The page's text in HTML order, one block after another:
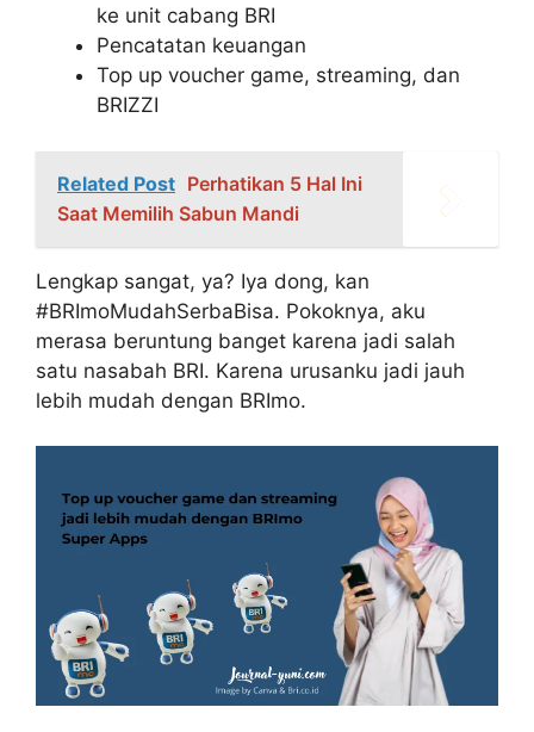
ke unit cabang BRI
Pencatatan keuangan
Top up voucher game, streaming, dan
BRIZZI
Related Post Perhatikan 5 Hal Ini
Saat Memilih Sabun Mandi
Lengkap sangat, ya? Iya dong, kan
#BRImoMudahSerbaBisa. Pokoknya, aku
merasa beruntung banget karena jadi salah
satu nasabah BRI. Karena urusanku jadi jauh
lebih mudah dengan BRImo.